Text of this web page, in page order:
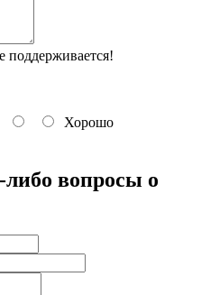
поддерживается!
Хорошо
либо вопросы о